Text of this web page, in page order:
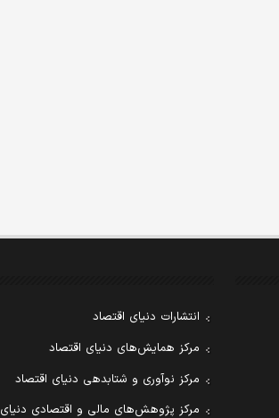
انتشارات دنیای اقتصاد
مرکز همایش‌های دنیای اقتصاد
مرکز نوآوری و شتابدهی دنیای اقتصاد
مرکز پژوهش‌های مالی و اقتصادی دنیای